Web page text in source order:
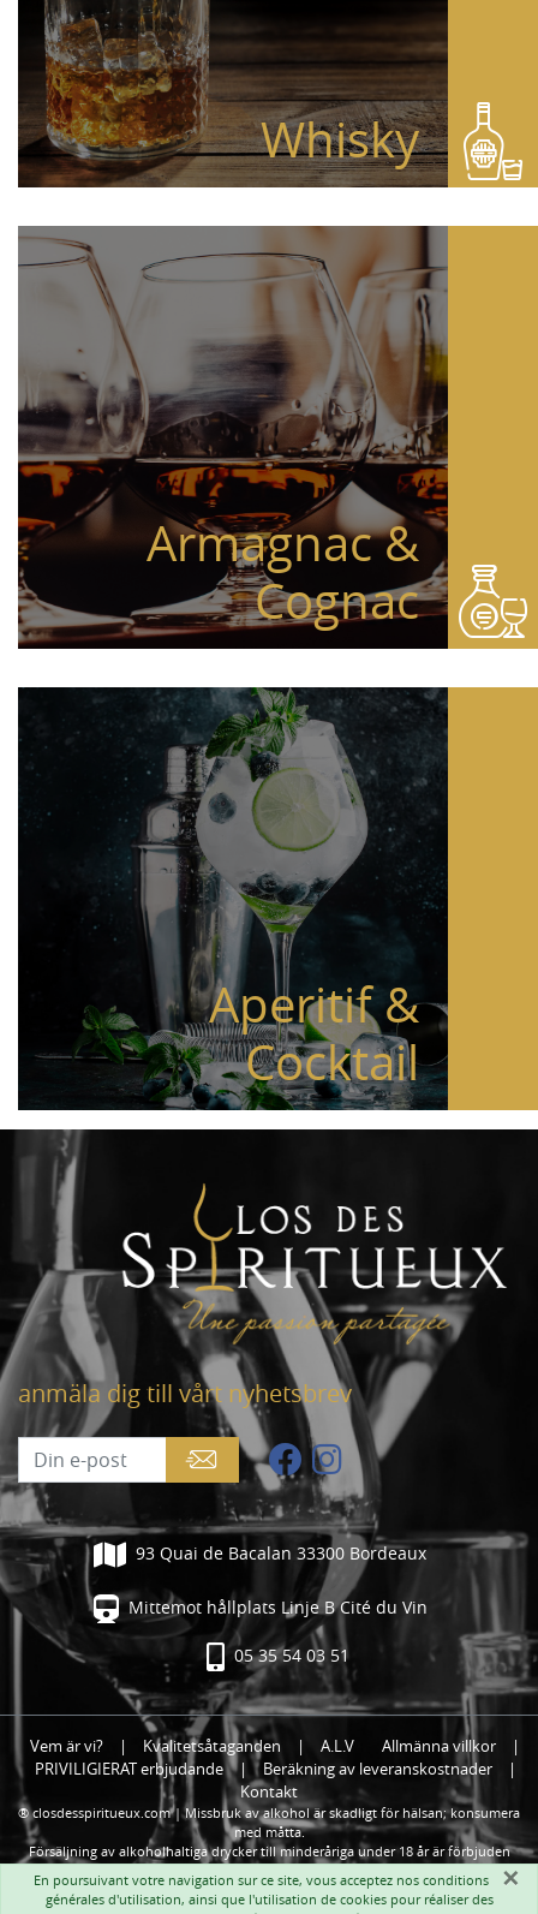
Whisky
Armagnac &
Cognac
Aperitif &
Cocktail
anmäla dig till vårt nyhetsbrev
93 Quai de Bacalan 33300 Bordeaux
Mittemot hållplats Linje B Cité du Vin
05 35 54 03 51
Vem är vi? | Kvalitetsåtaganden | A.L.V Allmänna villkor
|
PRIVILIGIERAT erbjudande | Beräkning av leveranskostnader
|
Kontakt
® closdesspiritueux.com | Missbruk av alkohol är skadligt för hälsan; konsumera
med måtta.
Försäljning av alkoholhaltiga drycker till minderåriga under 18 år är förbjuden
×
En poursuivant votre navigation sur ce site, vous acceptez nos conditions
générales d'utilisation, ainsi que l'utilisation de cookies pour réaliser des